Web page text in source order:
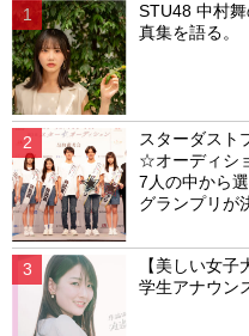
STU48 中村
真集を語る。
スターダスト
☆オーディシ
7人の中から
グランプリが
【美しい女子
学生アナウン